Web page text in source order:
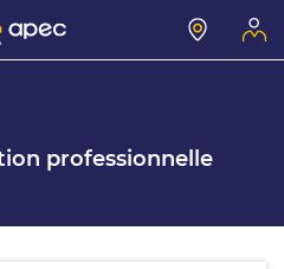
professionnelle